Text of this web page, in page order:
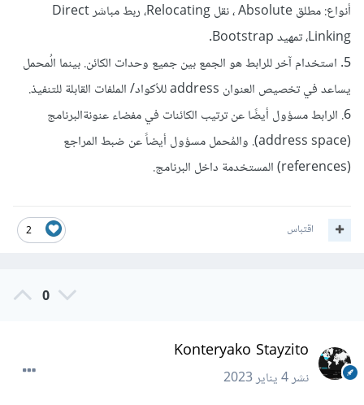
أنواع: مطلق Absolute ، نقل Relocating، ربط مباشر Direct
Linking، تمهيد Bootstrap.
5. استخدام آخر للرابط هو الجمع بين جميع وحدات الكائن. بينما الُمحمل
يساعد في تخصيص العنوان address للأكواد/ الملفات القابلة للتنفيذ.
6. الرابط مسؤول أيضًا عن ترتيب الكائنات في مفضاء عنونةالبرنامج
(address space). والمُحمل مسؤول أيضاً عن ضبط المراجع
2 اقتباس
0
Konteryako Stayzito
نشر4 يناير 2023